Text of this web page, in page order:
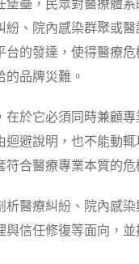
壘，民眾對醫療體
、院內感染群聚或
的發達，使得醫療
品牌災難。
於它必須同時兼顧
避說明，也不能動
合醫療專業本質的
醫療糾紛、院內感
信任修復等面向，